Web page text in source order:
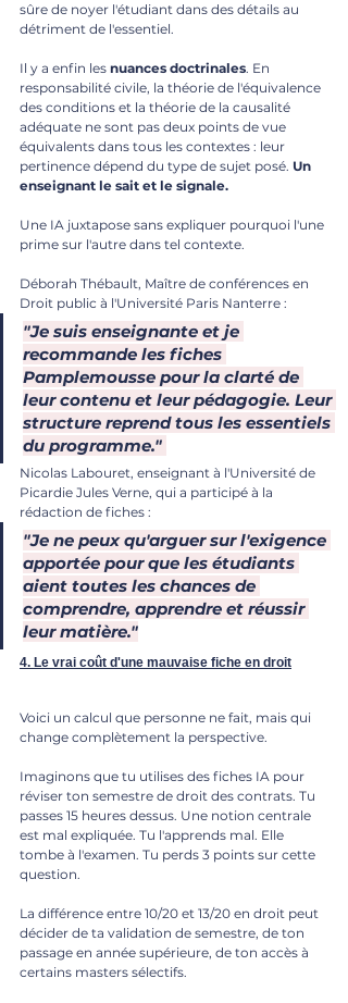
sûre de noyer l'étudiant dans des détails au
détriment de l'essentiel.
Il y a enfin les nuances doctrinales. En
responsabilité civile, la théorie de l'équivalence
des conditions et la théorie de la causalité
adéquate ne sont pas deux points de vue
équivalents dans tous les contextes : leur
pertinence dépend du type de sujet posé. Un
enseignant le sait et le signale.
Une IA juxtapose sans expliquer pourquoi l'une
prime sur l'autre dans tel contexte.
Déborah Thébault, Maître de conférences en
Droit public à l'Université Paris Nanterre :
"Je suis enseignante et je
recommande les fiches
Pamplemousse pour la clarté de
leur contenu et leur pédagogie. Leur
structure reprend tous les essentiels
du programme."
Nicolas Labouret, enseignant à l'Université de
Picardie Jules Verne, qui a participé à la
rédaction de fiches :
"Je ne peux qu'arguer sur l'exigence
apportée pour que les étudiants
aient toutes les chances de
comprendre, apprendre et réussir
leur matière."
4. Le vrai coût d'une mauvaise fiche en droit
Voici un calcul que personne ne fait, mais qui
change complètement la perspective.
Imaginons que tu utilises des fiches IA pour
réviser ton semestre de droit des contrats. Tu
passes 15 heures dessus. Une notion centrale
est mal expliquée. Tu l'apprends mal. Elle
tombe à l'examen. Tu perds 3 points sur cette
question.
La différence entre 10/20 et 13/20 en droit peut
décider de ta validation de semestre, de ton
passage en année supérieure, de ton accès à
certains masters sélectifs.